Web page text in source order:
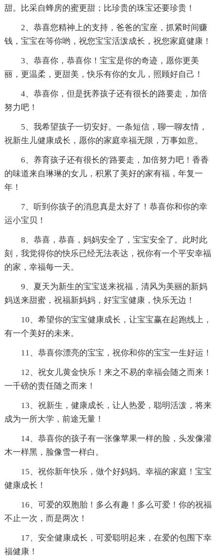
甜。比采自蜂房的蜜更甜；比珍贵的珠宝还要珍贵！
2、恭喜您精神上的支持，爸爸的宝座，抓紧时间赚
钱，宝宝在等你哟，祝您宝宝活泼成长，祝您家庭健康！
3、恭喜你，恭喜你！宝宝是你的奇迹，愿你更美
丽，更温柔，更甜美，快乐有你的女儿，照顾好自己！
4、恭喜你，但是抚养孩子还有很长的路要走，加倍
努力吧！
5、我希望孩子一切安好。一条短信，聊一聊友情，
祝新生儿健康成长，愿你的家庭幸福无限，万事如意。
6、养育孩子还有很长的'路要走，加倍努力吧！香香
的味道来自琳琳的女儿，积累了美好的家有福，年复一
年！
7、听到你孩子的消息真是太好了！恭喜你和你的幸
运小宝贝！
8、恭喜，恭喜，妈妈安全了，宝宝安全了。此时此
刻，我觉得你的快乐已经无法表达，祝你有一个平安幸福
的家，幸福每一天。
9、夏天为新生的宝宝送来祝福，清风为美丽的新妈
妈送来甜蜜，祝福新妈妈，好宝宝健康，快乐无边！
10、希望你的宝宝健康成长，让宝宝赢在起跑线上，
有一个美好的未来。
11、恭喜你漂亮的宝宝，祝你和你的宝宝一生好运！
12、祝女儿黄金快乐！来之不易的幸福会随之而来！
一千磅的责任随之而来！
13、祝新生，健康成长，让人热爱，聪明活泼，将来
成为一所大学，前途无量！
14、恭喜你的孩子有一张像苹果一样的脸，头发像灌
木一样黑，脸像雪一样白。
15、祝你新年快乐，做个好妈妈。幸福的家庭！宝宝
健康成长！
16、可爱的双胞胎！多么有趣！多么可爱！你的祝福
不止一次，而是两次！
17、安全健康成长，可爱聪明起来，在爱的包围下幸
福健康！